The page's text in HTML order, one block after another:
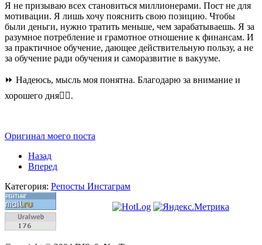
Я не призываю всех становиться миллионерами. Пост не для
мотивации. Я лишь хочу пояснить свою позицию. Чтобы
были деньги, нужно тратить меньше, чем зарабатываешь. Я за
разумное потребление и грамотное отношение к финансам. И
за практичное обучение, дающее действительную пользу, а не
за обучение ради обучения и саморазвитие в вакууме.
⏩ Надеюсь, мысль моя понятна. Благодарю за внимание и
хорошего дня👍🏻.
Оригинал моего поста
Назад
Вперед
Категория: Репосты Инстаграм